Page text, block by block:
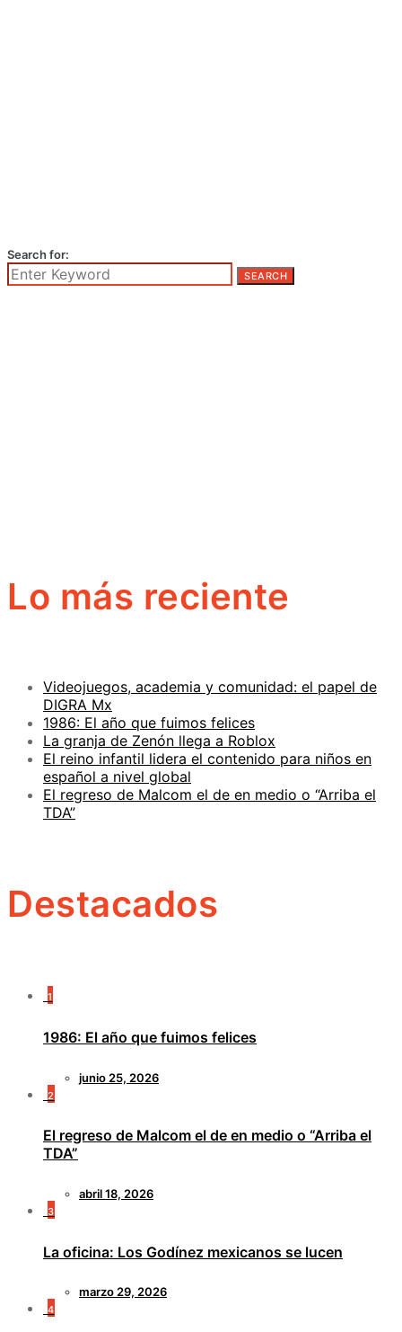
Search for:
SEARCH
Lo más reciente
Videojuegos, academia y comunidad: el papel de
DIGRA Mx
1986: El año que fuimos felices
La granja de Zenón llega a Roblox
El reino infantil lidera el contenido para niños en
español a nivel global
El regreso de Malcom el de en medio o “Arriba el
TDA”
Destacados
1
1986: El año que fuimos felices
junio 25, 2026
2
El regreso de Malcom el de en medio o “Arriba el
TDA”
abril 18, 2026
3
La oficina: Los Godínez mexicanos se lucen
marzo 29, 2026
4